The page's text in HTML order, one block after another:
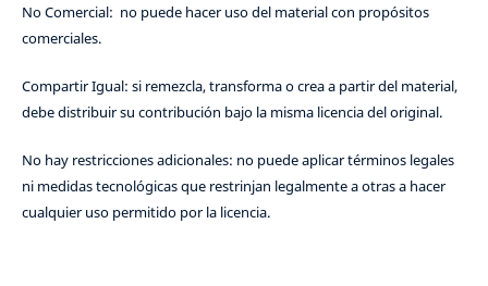
No Comercial: no puede hacer uso del material con propósitos
comerciales.
Compartir Igual: si remezcla, transforma o crea a partir del material,
debe distribuir su contribución bajo la misma licencia del original.
No hay restricciones adicionales: no puede aplicar términos legales
ni medidas tecnológicas que restrinjan legalmente a otras a hacer
cualquier uso permitido por la licencia.